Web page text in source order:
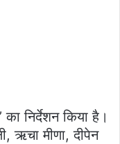
निर्देशन किया है।
ऋचा मीणा, दीपेन